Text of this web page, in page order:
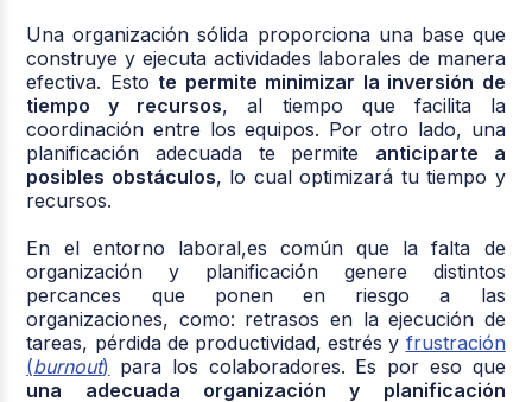
Una organización sólida proporciona una base que
construye y ejecuta actividades laborales de manera
efectiva. Esto te permite minimizar la inversión de
tiempo y recursos, al tiempo que facilita la
coordinación entre los equipos. Por otro lado, una
planificación adecuada te permite anticiparte a
posibles obstáculos, lo cual optimizará tu tiempo y
recursos.
En el entorno laboral,es común que la falta de
organización y planificación genere distintos
percances que ponen en riesgo a las
organizaciones, como: retrasos en la ejecución de
tareas, pérdida de productividad, estrés y frustración
(burnout) para los colaboradores. Es por eso que
una adecuada organización y planificación